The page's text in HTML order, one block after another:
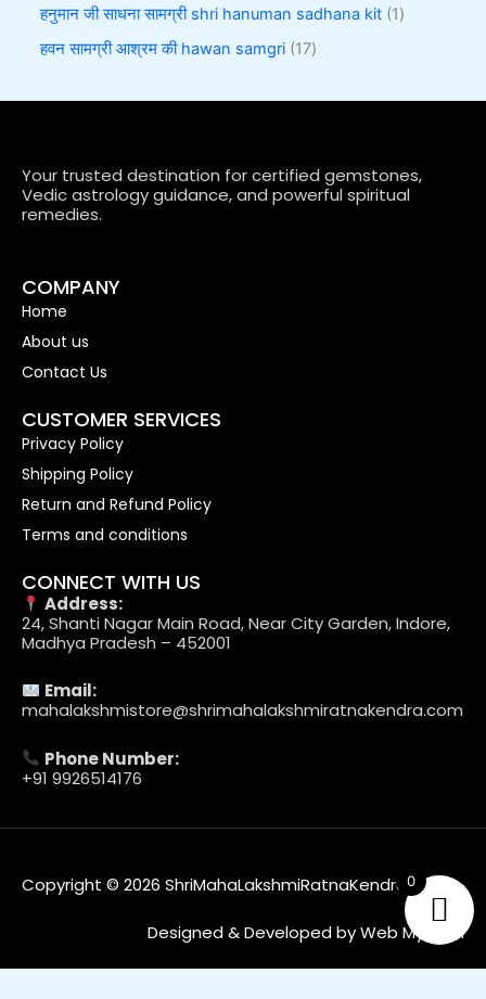
हनुमान जी साधना सामग्री shri hanuman sadhana kit 1
हवन सामग्री आश्रम की hawan samgri 17
Your trusted destination for certified gemstones,
Vedic astrology guidance, and powerful spiritual
remedies.
COMPANY
Home
About us
Contact Us
CUSTOMER SERVICES
Privacy Policy
Shipping Policy
Return and Refund Policy
Terms and conditions
CONNECT WITH US
Address:
24, Shanti Nagar Main Road, Near City Garden, Indore,
Madhya Pradesh – 452001
Email:
mahalakshmistore@shrimahalakshmiratnakendra.com
Phone Number:
+91 9926514176
Copyright © 2026 ShriMahaLakshmiRatnaKendra
Designed & Developed by Web MyTech
0